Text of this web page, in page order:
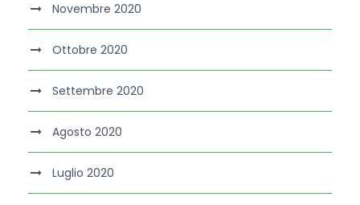
Novembre 2020
Ottobre 2020
Settembre 2020
Agosto 2020
Luglio 2020